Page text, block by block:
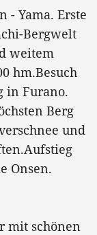
- Yama. Erste
Bergwelt
weitem
hm.Besuch
in Furano.
Berg
und
Onsen.
mit schönen